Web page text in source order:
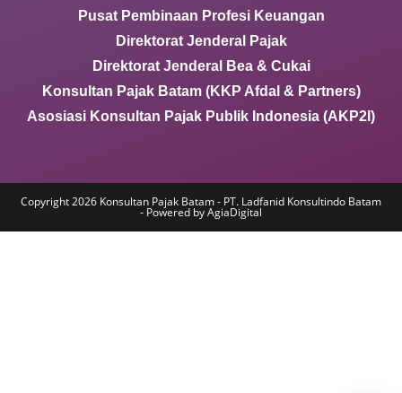
Pusat Pembinaan Profesi Keuangan
Direktorat Jenderal Pajak
Direktorat Jenderal Bea & Cukai
Konsultan Pajak Batam (KKP Afdal & Partners)
Asosiasi Konsultan Pajak Publik Indonesia (AKP2I)
Copyright 2026 Konsultan Pajak Batam - PT. Ladfanid Konsultindo Batam
- Powered by AgiaDigital